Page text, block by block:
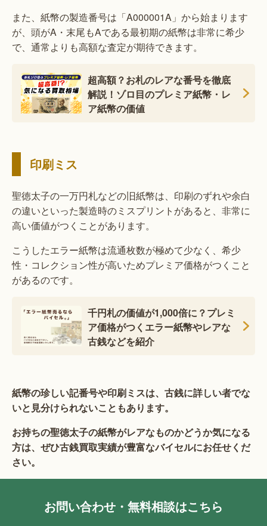
また、紙幣の製造番号は「A000001A」から始まります
が、頭がA・末尾もAである最初期の紙幣は非常に希少
で、通常よりも高額な査定が期待できます。
超高額？お札のレアな番号を徹底
解説！ゾロ目のプレミア紙幣・レ
ア紙幣の価値
印刷ミス
聖徳太子の一万円札などの旧紙幣は、印刷のずれや余白
の違いといった製造時のミスプリントがあると、非常に
高い価値がつくことがあります。
こうしたエラー紙幣は流通枚数が極めて少なく、希少
性・コレクション性が高いためプレミア価格がつくこと
があるのです。
千円札の価値が1,000倍に？プレミ
ア価格がつくエラー紙幣やレアな
古銭などを紹介
紙幣の珍しい記番号や印刷ミスは、古銭に詳しい者でな
いと見分けられないこともあります。
お持ちの聖徳太子の紙幣がレアなものかどうか気になる
方は、ぜひ古銭買取実績が豊富なバイセルにお任せくだ
さい。
お問い合わせ・無料相談はこちら